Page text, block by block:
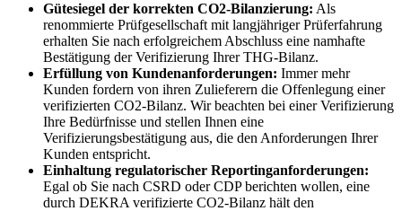
Gütesiegel der korrekten CO2-Bilanzierung: Als
renommierte Prüfgesellschaft mit langjähriger Prüferfahrung
erhalten Sie nach erfolgreichem Abschluss eine namhafte
Bestätigung der Verifizierung Ihrer THG-Bilanz.
Erfüllung von Kundenanforderungen: Immer mehr
Kunden fordern von ihren Zulieferern die Offenlegung einer
verifizierten CO2-Bilanz. Wir beachten bei einer Verifizierung
Ihre Bedürfnisse und stellen Ihnen eine
Verifizierungsbestätigung aus, die den Anforderungen Ihrer
Kunden entspricht.
Einhaltung regulatorischer Reportinganforderungen:
Egal ob Sie nach CSRD oder CDP berichten wollen, eine
durch DEKRA verifizierte CO2-Bilanz hält den